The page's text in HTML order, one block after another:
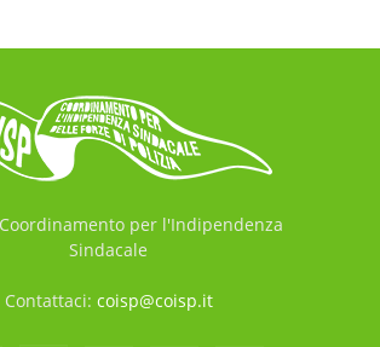
Coordinamento per l'Indipendenza
Sindacale
Contattaci: coisp@coisp.it